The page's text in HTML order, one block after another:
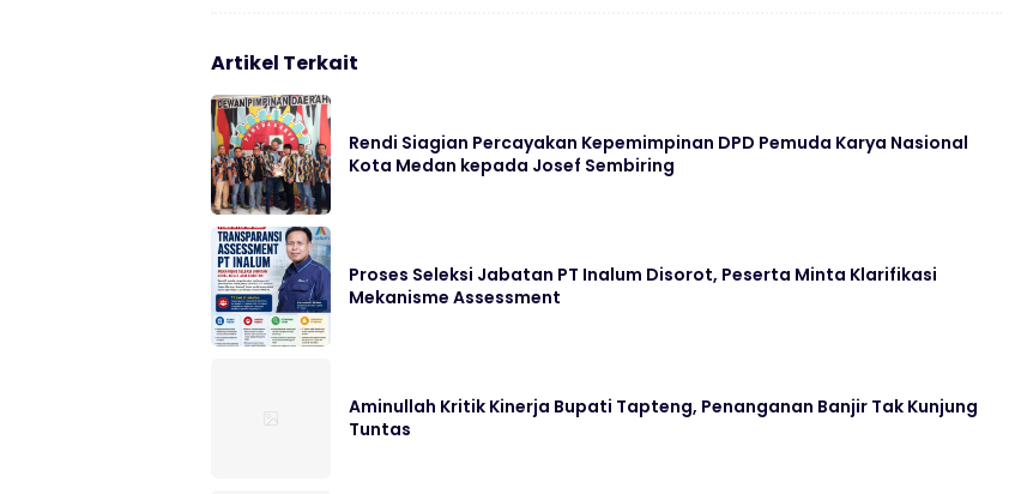
Artikel Terkait
Rendi Siagian Percayakan Kepemimpinan DPD Pemuda Karya Nasional
Kota Medan kepada Josef Sembiring
Proses Seleksi Jabatan PT Inalum Disorot, Peserta Minta Klarifikasi
Mekanisme Assessment
Aminullah Kritik Kinerja Bupati Tapteng, Penanganan Banjir Tak Kunjung
Tuntas